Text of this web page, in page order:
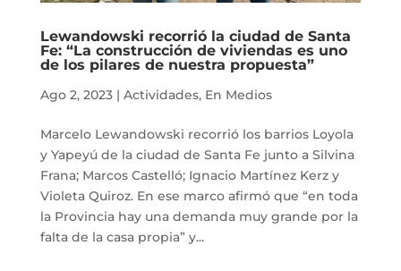
Lewandowski recorrió la ciudad de Santa
Fe: “La construcción de viviendas es uno
de los pilares de nuestra propuesta”
Ago 2, 2023| Actividades, En Medios
Marcelo Lewandowski recorrió los barrios Loyola
y Yapeyú de la ciudad de Santa Fe junto a Silvina
Frana; Marcos Castelló; Ignacio Martínez Kerz y
Violeta Quiroz. En ese marco afirmó que “en toda
la Provincia hay una demanda muy grande por la
falta de la casa propia” y...